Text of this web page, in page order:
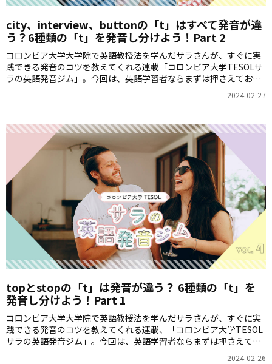
city、interview、buttonの「t」はすべて発音が違
う？6種類の「t」を発音し分けよう！Part 2
コロンビア大学大学院で英語教授法を学んだサラさんが、すぐに実
践できる発音のコツを教えてくれる連載「コロンビア大学TESOLサ
ラの英語発音ジム」。今回は、英語学習者ならまずは押さえておき
2024-02-27
topとstopの「t」は発音が違う？ 6種類の「t」を
発音し分けよう！Part 1
コロンビア大学大学院で英語教授法を学んだサラさんが、すぐに実
践できる発音のコツを教えてくれる連載、「コロンビア大学TESOL
サラの英語発音ジム」。今回は、英語学習者ならまずは押さえてお
きたい6種類の「t」の発音の特徴と見分け方を解説してくれまし
2024-02-26